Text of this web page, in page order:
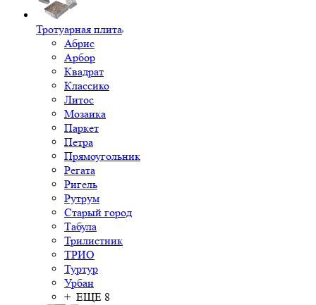
Тротуарная плита
Абрис
Арбор
Квадрат
Классико
Литос
Мозаика
Паркет
Петра
Прямоугольник
Регата
Ригель
Рутрум
Старый город
Табула
Трилистник
ТРИО
Туртур
Урбан
+ ЕЩЕ 8